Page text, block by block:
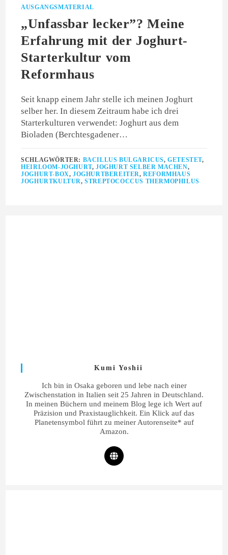
AUSGANGSMATERIAL
„Unfassbar lecker”? Meine
Erfahrung mit der Joghurt-
Starterkultur vom
Reformhaus
Seit knapp einem Jahr stelle ich meinen Joghurt
selber her. In diesem Zeitraum habe ich drei
Starterkulturen verwendet: Joghurt aus dem
Bioladen (Berchtesgadener…
SCHLAGWÖRTER: BACILLUS BULGARICUS,GETESTET,
HEIRLOOM-JOGHURT,JOGHURT SELBER MACHEN,
JOGHURT-BOX,JOGHURTBEREITER,REFORMHAUS
JOGHURTKULTUR,STREPTOCOCCUS THERMOPHILUS
Kumi Yoshii
Ich bin in Osaka geboren und lebe nach einer
Zwischenstation in Italien seit 25 Jahren in Deutschland.
In meinen Büchern und meinem Blog lege ich Wert auf
Präzision und Praxistauglichkeit. Ein Klick auf das
Planetensymbol führt zu meiner Autorenseite* auf
Amazon.